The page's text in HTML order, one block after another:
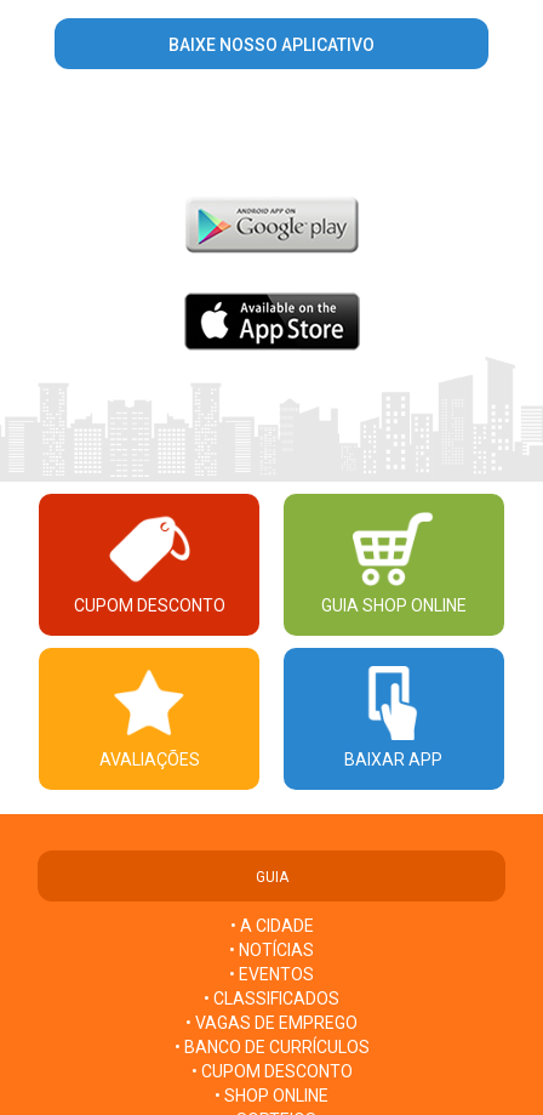
BAIXE NOSSO APLICATIVO
CUPOM DESCONTO GUIA SHOP ONLINE
AVALIAÇÕES BAIXAR APP
GUIA
• A CIDADE
• NOTÍCIAS
• EVENTOS
• CLASSIFICADOS
• VAGAS DE EMPREGO
• BANCO DE CURRÍCULOS
• CUPOM DESCONTO
• SHOP ONLINE